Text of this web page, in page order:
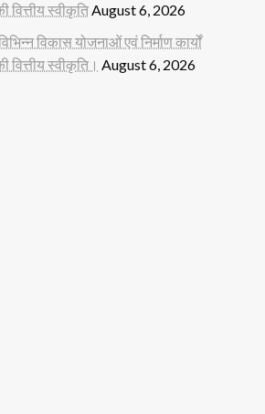
स्वीकृतिAugust 6, 2026
विकास योजनाओं एवं निर्माण कार्यों
स्वीकृति। August 6, 2026